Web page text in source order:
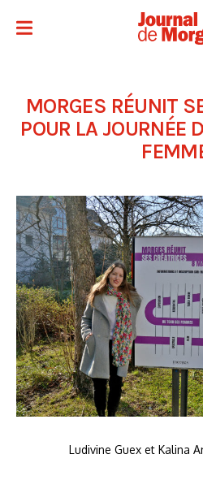
MORGES RÉUNIT
POUR LA JOURNÉE
Ludivine Guex et Kalina